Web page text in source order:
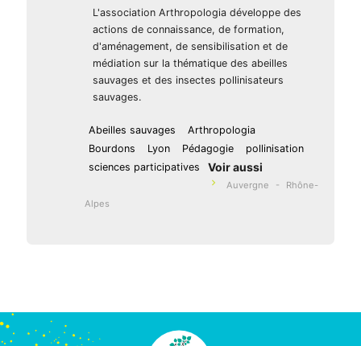
L'association Arthropologia développe des
actions de connaissance, de formation,
d'aménagement, de sensibilisation et de
médiation sur la thématique des abeilles
sauvages et des insectes pollinisateurs
sauvages.
Abeilles sauvages
Arthropologia
Bourdons
Lyon Pédagogie
pollinisation
sciences participatives
Voir aussi
navigate_next
Auvergne - Rhône-
Alpes